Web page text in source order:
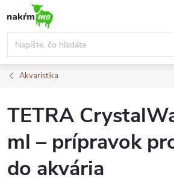
na
obsah
Akvaristika
TETRA
ml – prípravok
do akvária